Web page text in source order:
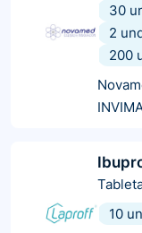
30
2
200
10